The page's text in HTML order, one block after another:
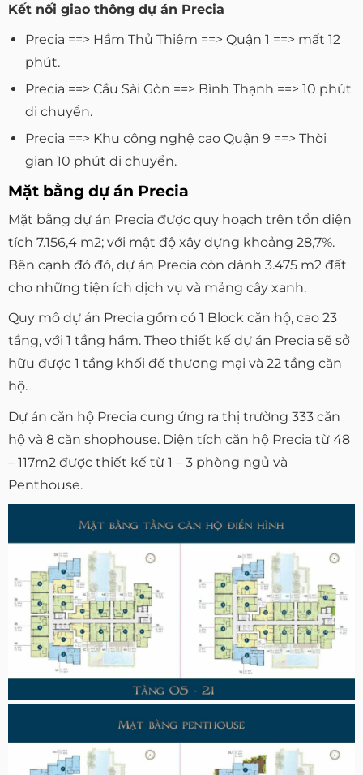
Kết nối giao thông dự án Precia
Precia ==> Hầm Thủ Thiêm ==> Quận 1 ==> mất 12
phút.
Precia ==> Cầu Sài Gòn ==> Bình Thạnh ==> 10 phút
di chuyển.
Precia ==> Khu công nghệ cao Quận 9 ==> Thời
gian 10 phút di chuyển.
Mặt bằng dự án Precia
Mặt bằng dự án Precia được quy hoạch trên tổn diện
tích 7.156,4 m2; với mật độ xây dựng khoảng 28,7%.
Bên cạnh đó đó, dự án Precia còn dành 3.475 m2 đất
cho những tiện ích dịch vụ và mảng cây xanh.
Quy mô dự án Precia gồm có 1 Block căn hộ, cao 23
tầng, với 1 tầng hầm. Theo thiết kế dự án Precia sẽ sở
hữu được 1 tầng khối đế thương mại và 22 tầng căn
hộ.
Dự án căn hộ Precia cung ứng ra thị trường 333 căn
hộ và 8 căn shophouse. Diện tích căn hộ Precia từ 48
– 117m2 được thiết kế từ 1 – 3 phòng ngủ và
Penthouse.